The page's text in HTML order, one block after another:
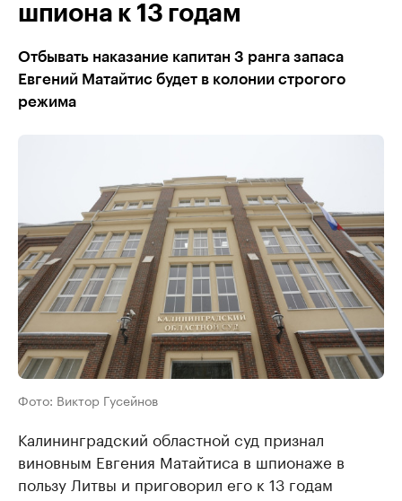
шпиона к 13 годам
Отбывать наказание капитан 3 ранга запаса
Евгений Матайтис будет в колонии строгого
режима
Фото: Виктор Гусейнов
Калининградский областной суд признал
виновным Евгения Матайтиса в шпионаже в
пользу Литвы и приговорил его к 13 годам